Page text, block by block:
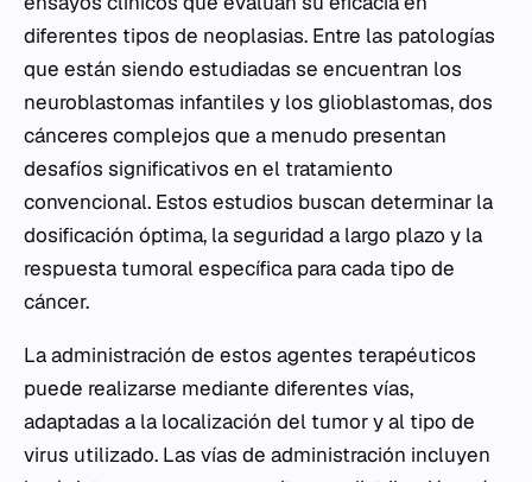
diferentes tipos de neoplasias. Entre las patologías
que están siendo estudiadas se encuentran los
neuroblastomas infantiles y los glioblastomas, dos
cánceres complejos que a menudo presentan
desafíos significativos en el tratamiento
convencional. Estos estudios buscan determinar la
dosificación óptima, la seguridad a largo plazo y la
respuesta tumoral específica para cada tipo de
cáncer.
La administración de estos agentes terapéuticos
puede realizarse mediante diferentes vías,
adaptadas a la localización del tumor y al tipo de
virus utilizado. Las vías de administración incluyen